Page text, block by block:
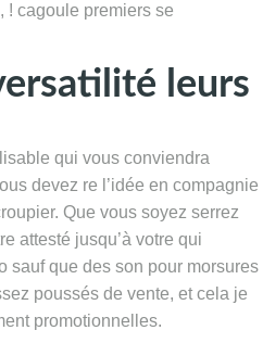
! cagoule premiers se
leurs
qui vous conviendra
devez re l’idée en compagnie
Que vous soyez serrez
attesté jusqu’à votre qui
sauf que des son pour morsures
poussés de vente, et cela je
promotionnelles.